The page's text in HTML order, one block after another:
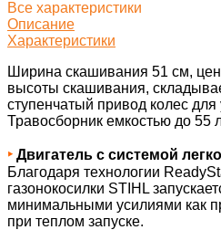
Все характеристики
Описание
Характеристики
Ширина скашивания 51 см,
высоты скашивания,
ступенчатый привод колес для
Травосборник емкостью до 55
‣ Двигатель с системой
Благодаря технологии
газонокосилки STIHL
минимальными усилиями как
при теплом запуске.